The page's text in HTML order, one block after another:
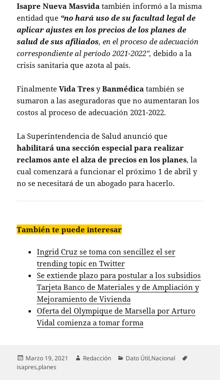
Isapre Nueva Masvidatambién informó a la misma
entidad que “no hará uso de su facultad legal de
aplicar ajustes en los precios de los planes de
salud de sus afiliados, en el proceso de adecuación
correspondiente al período 2021-2022″, debido a la
crisis sanitaria que azota al país.
FinalmenteVida TresyBanmédica también se
sumaron a las aseguradoras que no aumentaran los
costos al proceso de adecuación 2021-2022.
La Superintendencia de Salud anunció que
habilitará una sección especial para realizar
reclamos ante el alza de precios en los planes, la
cual comenzará a funcionar el próximo 1 de abril y
no se necesitará de un abogado para hacerlo.
También te puede interesar
Ingrid Cruz se toma con sencillez el ser
trending topic en Twitter
Se extiende plazo para postular a los subsidios
Tarjeta Banco de Materiales y de Ampliación y
Mejoramiento de Vivienda
Oferta del Olympique de Marsella por Arturo
Vidal comienza a tomar forma
Publicado
el
Marzo 19, 2021 Autor
Redacción Categorías
Dato Útil,Nacional
isapres,planes